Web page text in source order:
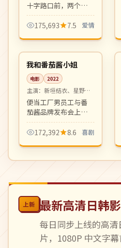
十字路口前，两个曾
擦肩而过的年轻人终
于鼓起勇气交谈。现
爱情，画面动人。
175,693 7.5 爱情
日本
高分 99:53
我和番茄酱小姐
电影 2022
主演： 新垣结衣、星野源
等
便当工厂男员工与番
茄酱品牌发布会上
的"番茄酱小姐"之间
荒诞而温暖的相遇。
奏轻盈对白可爱。
172,392 8.6 喜剧
上新 最新高清日韩
每日同步上线的高清
片，1080P 中文字